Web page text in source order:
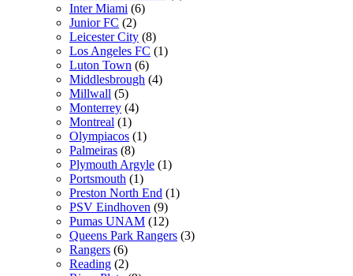
Inter Miami (6)
Junior FC (2)
Leicester City (8)
Los Angeles FC (1)
Luton Town (6)
Middlesbrough (4)
Millwall (5)
Monterrey (4)
Montreal (1)
Olympiacos (1)
Palmeiras (8)
Plymouth Argyle (1)
Portsmouth (1)
Preston North End (1)
PSV Eindhoven (9)
Pumas UNAM (12)
Queens Park Rangers (3)
Rangers (6)
Reading (2)